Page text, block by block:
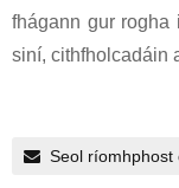
fhágann gur rogha
siní, cithfholcadáin
Seol ríomhphost